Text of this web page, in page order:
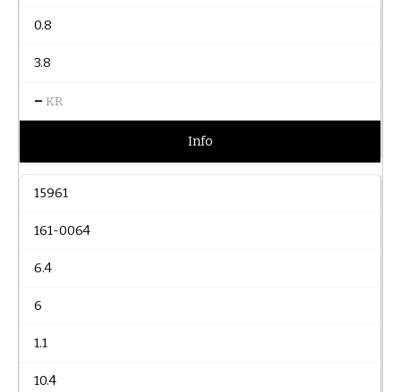
0.8
3.8
– KR
Info
15961
161-0064
6.4
6
1.1
10.4